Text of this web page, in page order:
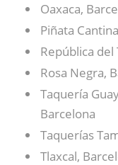
Oaxaca,
Piñata
República del
Rosa Negra,
Taquería
Barcelona
Taquerías
Tlaxcal,